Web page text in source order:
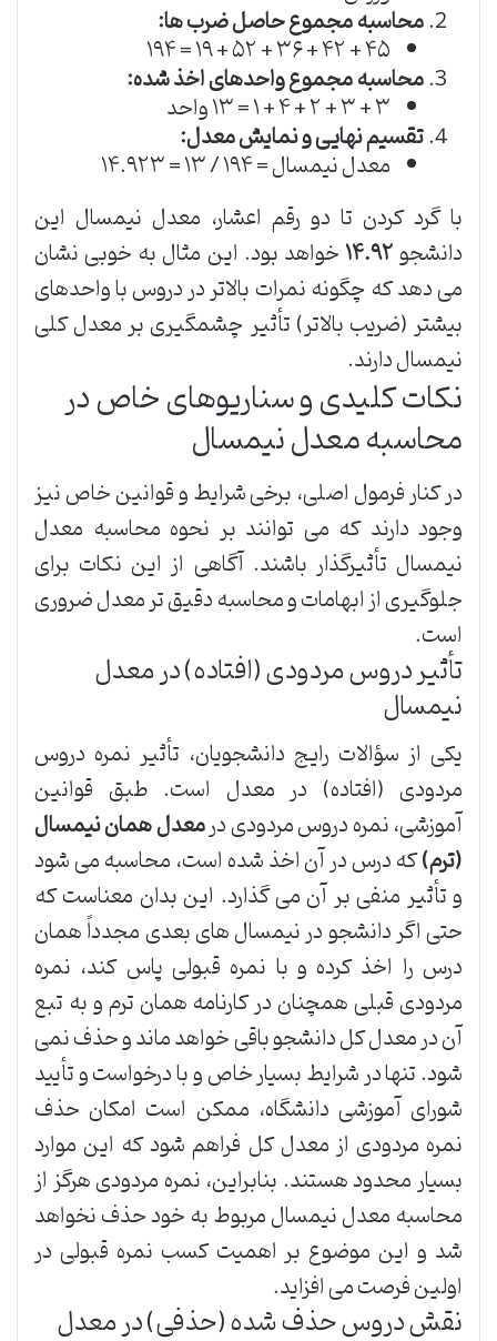
محاسبه مجموع حاصل ضرب ها:
۴۵ + ۴۲ + ۳۶ + ۵۲ + ۱۹ = ۱۹۴
محاسبه مجموع واحدهای اخذ شده:
۳ + ۳ + ۲ + ۴ + ۱ = ۱۳ واحد
تقسیم نهایی و نمایش معدل:
معدل نیمسال = ۱۹۴ / ۱۳ = ۱۴.۹۲۳
با گرد کردن تا دو رقم اعشار، معدل نیمسال این
دانشجو۱۴.۹۲خواهد بود. این مثال به خوبی نشان
می دهد که چگونه نمرات بالاتر در دروس با واحدهای
بیشتر (ضریب بالاتر) تأثیر چشمگیری بر معدل کلی
نیمسال دارند.
نکات کلیدی و سناریوهای خاص در
محاسبه معدل نیمسال
در کنار فرمول اصلی، برخی شرایط و قوانین خاص نیز
وجود دارند که می توانند بر نحوه محاسبه معدل
نیمسال تأثیرگذار باشند. آگاهی از این نکات برای
جلوگیری از ابهامات و محاسبه دقیق تر معدل ضروری
است.
تأثیر دروس مردودی (افتاده) در معدل
نیمسال
یکی از سؤالات رایج دانشجویان، تأثیر نمره دروس
مردودی (افتاده) در معدل است. طبق قوانین
آموزشی، نمره دروس مردودی درمعدل همان نیمسال
(ترم)که درس در آن اخذ شده است، محاسبه می شود
و تأثیر منفی بر آن می گذارد. این بدان معناست که
حتی اگر دانشجو در نیمسال های بعدی مجدداً همان
درس را اخذ کرده و با نمره قبولی پاس کند، نمره
مردودی قبلی همچنان در کارنامه همان ترم و به تبع
آن در معدل کل دانشجو باقی خواهد ماند و حذف نمی
شود. تنها در شرایط بسیار خاص و با درخواست و تأیید
شورای آموزشی دانشگاه، ممکن است امکان حذف
نمره مردودی از معدل کل فراهم شود که این موارد
بسیار محدود هستند. بنابراین، نمره مردودی هرگز از
محاسبه معدل نیمسال مربوط به خود حذف نخواهد
شد و این موضوع بر اهمیت کسب نمره قبولی در
اولین فرصت می افزاید.
نقش دروس حذف شده (حذفی) در معدل